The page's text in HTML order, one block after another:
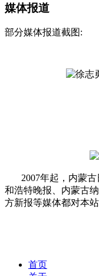
媒体报道
部分媒体报道截图:
2007年起，内蒙古
和浩特晚报、内蒙古
方新报等媒体都对本
首页